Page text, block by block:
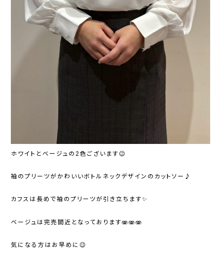
ホワイトとベージュの2色ございます😉
袖のプリーツがかわいいボトルネックデザインのカットソー♪
カフスは長めで袖のプリーツが引き立ちます✨
ベージュは完売間近となっております🫨🫨🫨
気になる方はお早めに😉